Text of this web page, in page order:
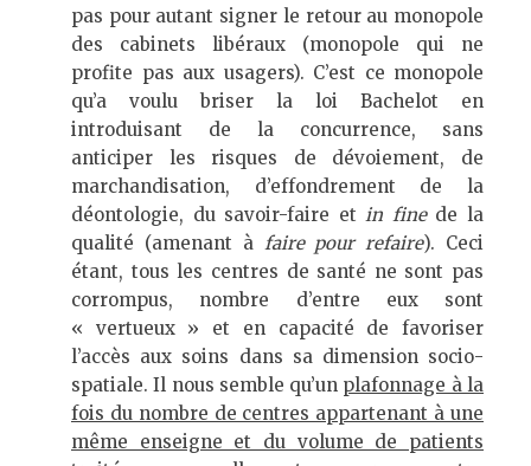
pas pour autant signer le retour au monopole
des cabinets libéraux (monopole qui ne
profite pas aux usagers). C’est ce monopole
qu’a voulu briser la loi Bachelot en
introduisant de la concurrence, sans
anticiper les risques de dévoiement, de
marchandisation, d’effondrement de la
déontologie, du savoir-faire etin fine de la
qualité (amenant à faire pour refaire). Ceci
étant, tous les centres de santé ne sont pas
corrompus, nombre d’entre eux sont
« vertueux » et en capacité de favoriser
l’accès aux soins dans sa dimension socio-
spatiale. Il nous semble qu’un plafonnage à la
fois du nombre de centres appartenant à une
même enseigne et du volume de patients